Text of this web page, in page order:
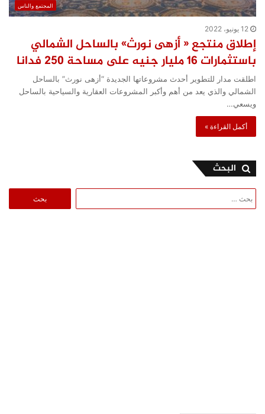
المجتمع والناس
12 يونيو، 2022
إطلاق منتجع « أزهى نورث» بالساحل الشمالي
باستثمارات 16 مليار جنيه على مساحة 250 فدانا
اطلقت مدار للتطوير أحدث مشروعاتها الجديدة “أزهى نورث” بالساحل
الشمالي والذي يعد من أهم وأكبر المشروعات العقارية والسياحية بالساحل
ويسعي…
أكمل القراءة »
البحث
عن: